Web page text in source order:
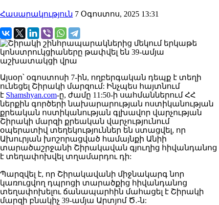
Հասարակություն 7 Օգոստոս, 2025 13:31
Այսօր՝ օգոստոսի 7-ին, ողբերգական դեպք է տեղի
ունեցել Շիրակի մարզում: Ինչպես հայտնում
է Shamshyan.com-ը, ժամը 11:50-ի սահմաններում ՀՀ
ներքին գործերի նախարարության ոստիկանության
քրեական ոստիկանության գլխավոր վարչության
Շիրակի մարզի քրեական վարչությունում
օպերատիվ տեղեկություններ են ստացվել, որ
Ախուրյան խոշորացված համայնքի Անիի
տարածաշրջանի Շիրակավան գյուղից հիվանդանոց
է տեղափոխվել տղամարդու դի:
Պարզվել է, որ Շիրակավանի միջնակարգ նոր
կառուցվող դպրոցի տարածքից հիվանդանոց
տեղափոխելու ճանապարհին մահացել է Շիրակի
մարզի բնակիչ 39-ամյա Արտյոմ Ծ.-ն: